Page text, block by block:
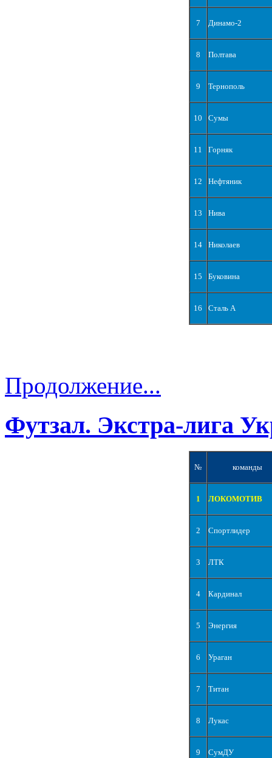
7 Динамо-2
8 Полтава
9 Тернополь
10 Сумы
11 Горняк
12 Нефтяник
13 Нива
14 Николаев
15 Буковина
16 Сталь А
Продолжение...
Футзал. Экстра-лига
№ команды
1 ЛОКОМОТИВ
2 Спортлидер
3 ЛТК
4 Кардинал
5 Энергия
6 Ураган
7 Титан
8 Лукас
9 СумДУ